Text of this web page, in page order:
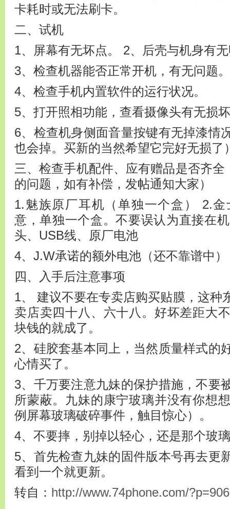
卡耗时或无法刷卡。
二、试机
1、屏幕有无坏点。 2、后壳与机身有
3、检查机器能否正常开机，有无问题。
4、检查手机内置软件的运行状况。
5、打开照相功能，查看摄像头有无损
6、检查机身侧面音量按键有无掉漆情
也会掉。买新的当然希望它完好无损了
三、检查手机配件、应有赠品是否齐
的问题，如有补偿，发帖通知大家）
1.魅族原厂耳机（单独一个盒） 2.
意，单独一个盒。不要误认为直接在
头、USB线、原厂电池
4、J.W承诺的额外电池（还不靠谱中）
四、入手后注意事项
1、 建议不要在专卖店购买贴膜，这种
卖店卖四十八、六十八。好坏差距大
块钱的就成了。
2、硅胶套基本同上，当然质量样式的
心情买了。
3、千万要注意九妹的保护措施，不要
所蒙蔽。九妹的康宁玻璃并没有你想
例屏幕玻璃破碎事件，触目惊心）。
4、不要摔，别掉以轻心，还是那个玻
5、首先检查九妹的固件版本号再去更
看到一个就更新。
转自： http://www.74phone.com/?p=906